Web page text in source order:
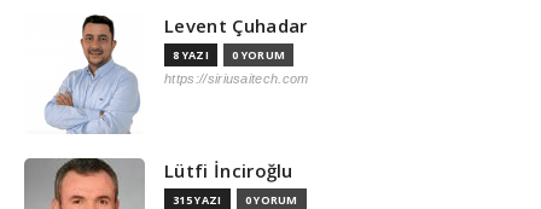
Levent Çuhadar
8 YAZI 0 YORUM
https://siriusaitech.com
Lütfi İnciroğlu
315 YAZI 0 YORUM